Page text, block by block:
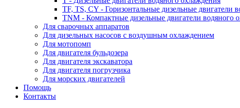
TF, TS, CY - Горизонтальные дизельные двигатели
TNM - Компактные дизельные двигатели водяного
Для сварочных аппаратов
Для дизельных насосов с воздушным охлаждением
Для мотопомп
Для двигателя бульдозера
Для двигателя экскаватора
Для двигателя погрузчика
Для морских двигателей
Помощь
Контакты